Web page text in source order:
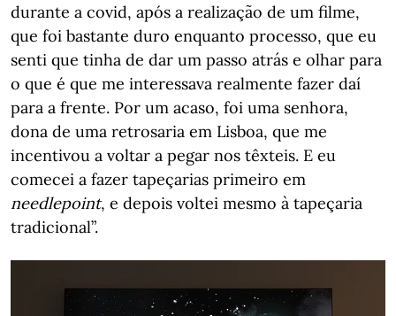
durante a covid, após a realização de um filme,
que foi bastante duro enquanto processo, que eu
senti que tinha de dar um passo atrás e olhar para
o que é que me interessava realmente fazer daí
para a frente. Por um acaso, foi uma senhora,
dona de uma retrosaria em Lisboa, que me
incentivou a voltar a pegar nos têxteis. E eu
comecei a fazer tapeçarias primeiro em
needlepoint, e depois voltei mesmo à tapeçaria
tradicional”.